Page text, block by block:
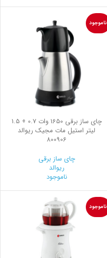
ناموجود
چای ساز برقی 1650 وات 0.7 + 1.5
لیتر استیل مات مجیک ریوالد
800906
چای ساز برقی
ریوالد
ناموجود
ناموجود